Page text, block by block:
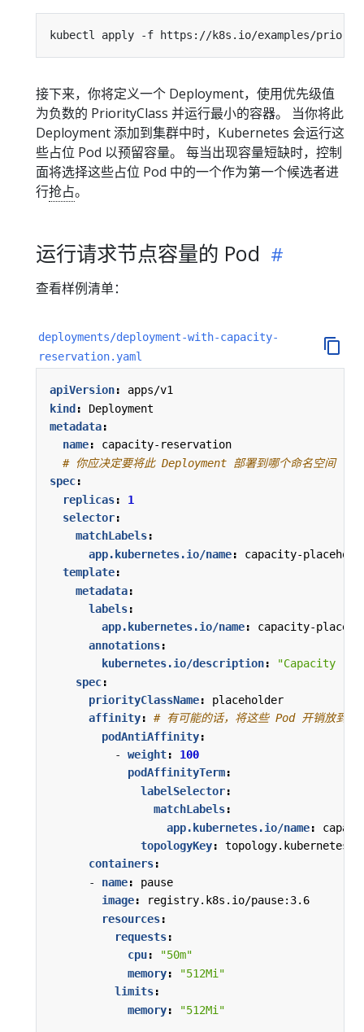
接下来，你将定义一个 Deployment，使用优先级值
为负数的 PriorityClass 并运行最小的容器。 当你将此
Deployment 添加到集群中时，Kubernetes 会运行这
些占位 Pod 以预留容量。 每当出现容量短缺时，控制
面将选择这些占位 Pod 中的一个作为第一个候选者进
行抢占。
运行请求节点容量的 Pod
查看样例清单：
deployments/deployment-with-capacity-
reservation.yaml
apiVersion:
apps/v1
kind :
Deployment
metadata:
name:
capacity-reservation
# 你应决定要将此 Deployment 部署到哪个命名空间
spec:
replicas:
1
selector:
matchLabels:
app.kubernetes.io/name:
capacity-
template:
metadata:
labels:
app.kubernetes.io/name:
capacity-
annotations:
kubernetes.io/description:
"Capacity
spec:
priorityClassName:
placeholder
affinity:
# 有可能的话，将这些 Pod 开销放到不
podAntiAffinity:
- weight:
100
podAffinityTerm:
labelSelector:
matchLabels:
app.kubernetes.io/name:
topologyKey:
containers:
- name:
pause
image:
registry.k8s.io/pause:3.6
resources:
requests:
cpu:
"50m"
memory:
"512Mi"
limits:
memory: "512Mi"